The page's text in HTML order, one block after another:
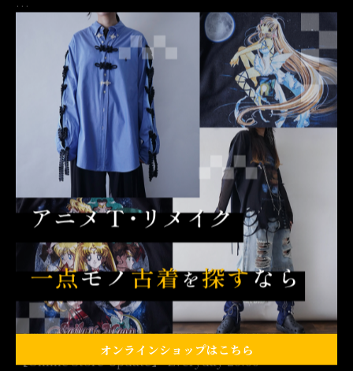
…
当店オンラインストアでは、
毎日20時に新着アイテムの入荷を行っております。
入荷のご案内だけではなく、店頭 or オンラインイベン
アイテムリクエスト等、様々な告知をSNSにて行ってお
ります。
是非、フォローの上チェックいただけますと幸いです。
その他、お問い合わせやご相談等ございましたら、
当店DMまでお気軽にご連絡くださいませ◎
【古着屋 月量（ツキガサ）】
OTAKU / REMAKE
【営業時間】14:00-20:00 不定休 / 短縮営業有
【Online Store Update】 Everyday 20:00
オンラインショップはこちら